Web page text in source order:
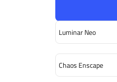
Luminar Neo
Chaos Enscape